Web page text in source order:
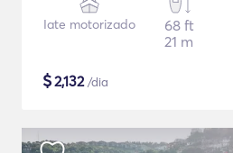
Iate motorizado
68 ft
21 m
$2,132/dia